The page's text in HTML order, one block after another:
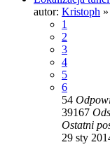
autor: Kristoph »
1
2
3
4
5
6
54
39167
Ostatni
29 sty